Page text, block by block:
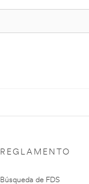
REGLAMENTO
Búsqueda de FDS